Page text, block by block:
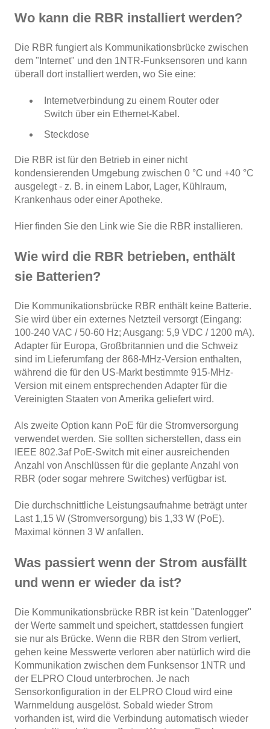
Wo kann die RBR installiert werden?
Die RBR fungiert als Kommunikationsbrücke zwischen
dem "Internet" und den 1NTR-Funksensoren und kann
überall dort installiert werden, wo Sie eine:
Internetverbindung zu einem Router oder
Switch über ein Ethernet-Kabel.
Steckdose
Die RBR ist für den Betrieb in einer nicht
kondensierenden Umgebung zwischen 0 °C und +40 °C
ausgelegt - z. B. in einem Labor, Lager, Kühlraum,
Krankenhaus oder einer Apotheke.
Hier finden Sie den Link wie Sie die RBR installieren.
Wie wird die RBR betrieben, enthält
sie Batterien?
Die Kommunikationsbrücke RBR enthält keine Batterie.
Sie wird über ein externes Netzteil versorgt (Eingang:
100-240 VAC / 50-60 Hz; Ausgang: 5,9 VDC / 1200 mA).
Adapter für Europa, Großbritannien und die Schweiz
sind im Lieferumfang der 868-MHz-Version enthalten,
während die für den US-Markt bestimmte 915-MHz-
Version mit einem entsprechenden Adapter für die
Vereinigten Staaten von Amerika geliefert wird.
Als zweite Option kann PoE für die Stromversorgung
verwendet werden. Sie sollten sicherstellen, dass ein
IEEE 802.3af PoE-Switch mit einer ausreichenden
Anzahl von Anschlüssen für die geplante Anzahl von
RBR (oder sogar mehrere Switches) verfügbar ist.
Die durchschnittliche Leistungsaufnahme beträgt unter
Last 1,15 W (Stromversorgung) bis 1,33 W (PoE).
Maximal können 3 W anfallen.
Was passiert wenn der Strom ausfällt
und wenn er wieder da ist?
Die Kommunikationsbrücke RBR ist kein "Datenlogger"
der Werte sammelt und speichert, stattdessen fungiert
sie nur als Brücke. Wenn die RBR den Strom verliert,
gehen keine Messwerte verloren aber natürlich wird die
Kommunikation zwischen dem Funksensor 1NTR und
der ELPRO Cloud unterbrochen. Je nach
Sensorkonfiguration in der ELPRO Cloud wird eine
Warnmeldung ausgelöst. Sobald wieder Strom
vorhanden ist, wird die Verbindung automatisch wieder